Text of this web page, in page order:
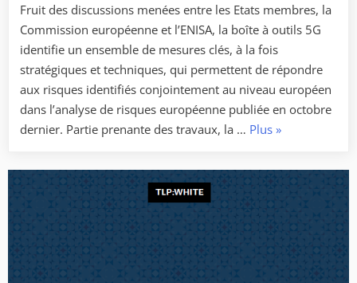
matière
de
cybersécurité »
Fruit des discussions menées entre les Etats membres, la
Commission européenne et l’ENISA, la boîte à outils 5G
identifie un ensemble de mesures clés, à la fois
stratégiques et techniques, qui permettent de répondre
aux risques identifiés conjointement au niveau européen
dans l’analyse de risques européenne publiée en octobre
dernier. Partie prenante des travaux, la … Plus« La
accueille
favorablement
la
publication
de
la
»